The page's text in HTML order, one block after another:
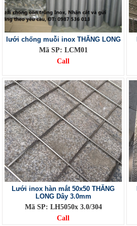
lưới chống muỗi inox THĂNG LONG
Mã SP: LCM01
Call
Lưới inox hàn mắt 50x50 THĂNG
LONG Dây 3.0mm
Mã SP: LH5050x 3.0/304
Call